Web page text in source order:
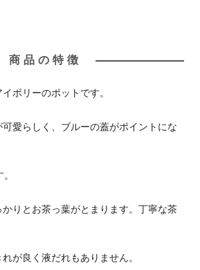
商品の特徴
ボリーのポットです。
愛らしく、ブルーの蓋がポイントにな
りとお茶っ葉がとまります。丁寧な茶
が良く液だれもありません。